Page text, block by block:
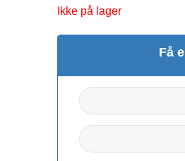
Ikke på lager
Få